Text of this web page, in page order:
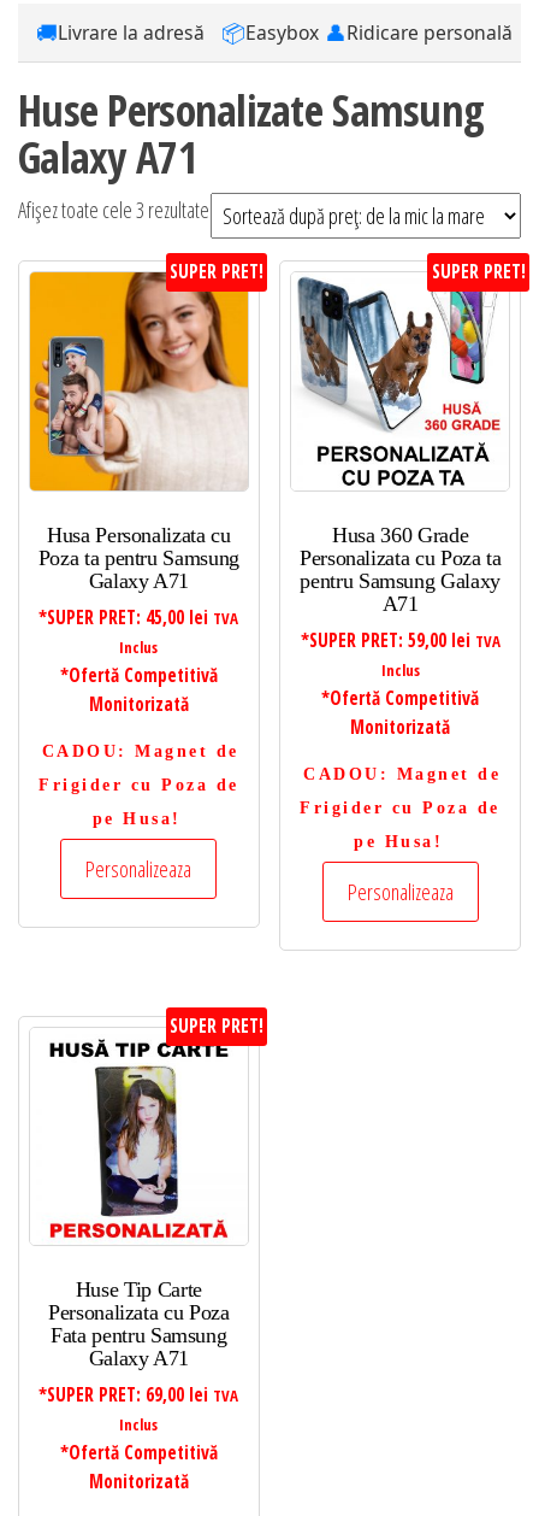
🚚Livrare la adresă 📦Easybox 👤Ridicare personală
Huse Personalizate Samsung
Galaxy A71
Afișez toate cele 3 rezultate Sortat
după
preț:
de
la
mic
SUPER PRET!
Husa Personalizata cu
Poza ta pentru Samsung
Galaxy A71
*SUPER PRET: 45,00 lei TVA
Inclus
*Ofertă Competitivă
Monitorizată
CADOU : Magnet de
Frigider cu Poza de
pe Husa!
Personalizeaza
SUPER PRET!
Husa 360 Grade
Personalizata cu Poza ta
pentru Samsung Galaxy
A71
*SUPER PRET: 59,00 lei TVA
Inclus
*Ofertă Competitivă
Monitorizată
CADOU : Magnet de
Frigider cu Poza de
pe Husa!
Personalizeaza
SUPER PRET!
Huse Tip Carte
Personalizata cu Poza
Fata pentru Samsung
Galaxy A71
*SUPER PRET: 69,00 lei TVA
Inclus
*Ofertă Competitivă
Monitorizată